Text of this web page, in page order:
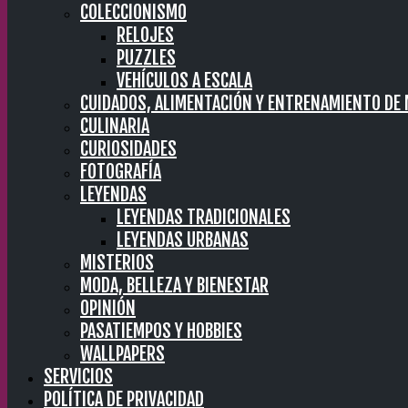
COLECCIONISMO
RELOJES
PUZZLES
VEHÍCULOS A ESCALA
CUIDADOS, ALIMENTACIÓN Y ENTRENAMIENTO DE
CULINARIA
CURIOSIDADES
FOTOGRAFÍA
LEYENDAS
LEYENDAS TRADICIONALES
LEYENDAS URBANAS
MISTERIOS
MODA, BELLEZA Y BIENESTAR
OPINIÓN
PASATIEMPOS Y HOBBIES
WALLPAPERS
SERVICIOS
POLÍTICA DE PRIVACIDAD